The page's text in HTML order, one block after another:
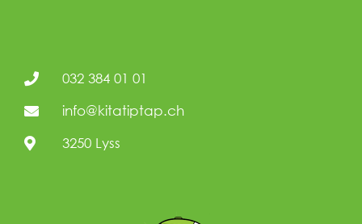
032 384 01 01
info@kitatiptap.ch
3250 Lyss